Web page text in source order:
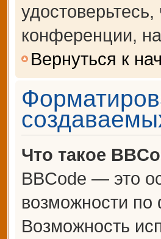
конференции,
Вернуться к
Что такое
BBCode — это
возможности
Возможность